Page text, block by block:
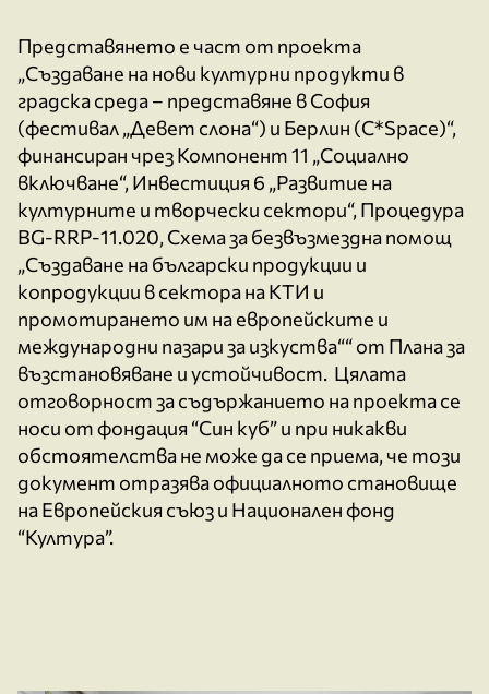
Представянето е част от проекта
„Създаване на нови културни продукти в
градска среда – представяне в София
(фестивал „Девет слона“) и Берлин (C*Space)“,
финансиран чрез Компонент 11 „Социално
включване“, Инвестиция 6 „Развитие на
културните и творчески сектори“, Процедура
BG-RRP-11.020, Схема за безвъзмездна помощ
„Създаване на български продукции и
копродукции в сектора на КТИ и
промотирането им на европейските и
международни пазари за изкуства““ от Плана за
възстановяване и устойчивост. Цялата
отговорност за съдържанието на проекта се
носи от фондация “Син куб” и при никакви
обстоятелства не може да се приема, че този
документ отразява официалното становище
на Европейския съюз и Национален фонд
“Култура”.